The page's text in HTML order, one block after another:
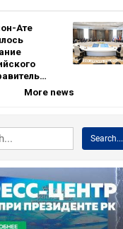
Ате
More news
Search...